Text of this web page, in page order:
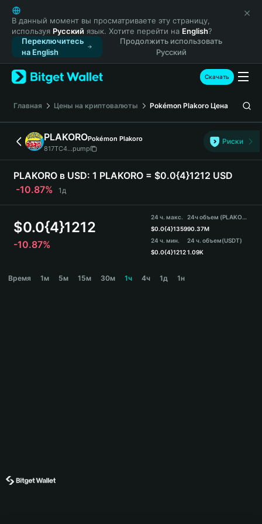
English
日本語
Tiếng Việt
Русский
Español (Latinoamérica)
Türkçe
Français
Deutsch
简体中文
繁體中文
Português (Portugal)
Bahasa Indonesia
ภาษาไทย
हिन्दी
Español
Português (Brasil)
В данный момент вы просматриваете эту страницу,
используя Русский язык. Хотите перейти на English?
Переключитесь
на English
Продолжить использовать
Русский
Скачать
Главная Цены на криптовалюты Pokémon Plakoro Цена
PLAKOROPokémon Plakoro
817TC4...pump
Риски
PLAKORO в USD: 1 PLAKORO = $0.0{4}1212 USD
-10.87%
1д
$0.0{4}1212
-10.87%
24 ч. макс.
$0.0{4}1359
24 ч. мин.
$0.0{4}1212
24ч объем (PLAKORO)
90.37M
24 ч. объем(USDT)
1.09K
Время 1м 5м 15м 30м 1ч 4ч 1д 1н